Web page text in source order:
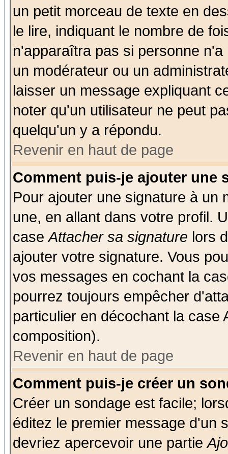
un petit morceau de texte en
le lire, indiquant le nombre de
n'apparaîtra pas si personne
un modérateur ou un
laisser un message expliquant
noter qu'un utilisateur ne peut
quelqu'un y a répondu.
Revenir en haut de page
Comment puis-je ajouter une
Pour ajouter une signature à un
une, en allant dans votre profil.
caseAttacher sa signature lors
ajouter votre signature. Vous
vos messages en cochant la
pourrez toujours empêcher
particulier en décochant la case
composition).
Revenir en haut de page
Comment puis-je créer un
Créer un sondage est facile;
éditez le premier message d'un
devriez apercevoir une partie